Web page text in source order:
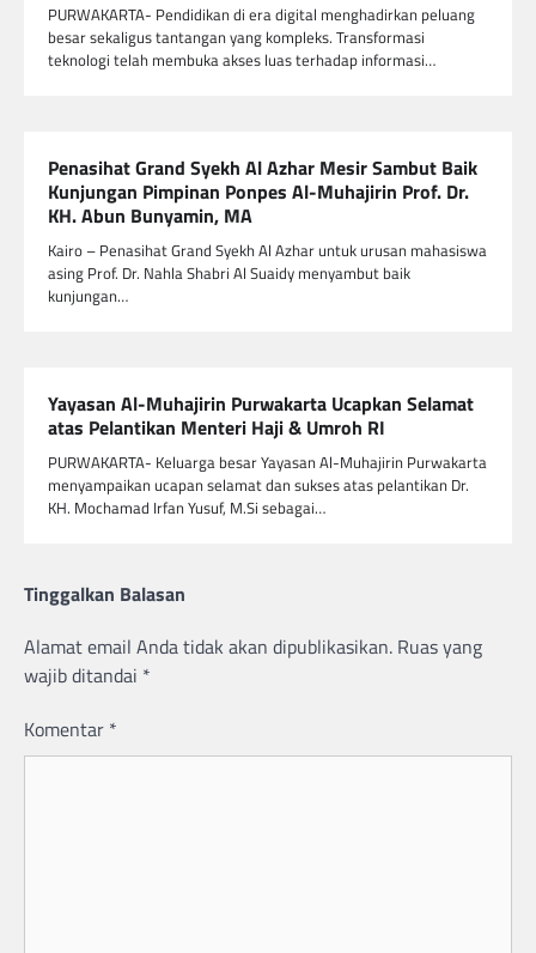
PURWAKARTA- Pendidikan di era digital menghadirkan peluang
besar sekaligus tantangan yang kompleks. Transformasi
teknologi telah membuka akses luas terhadap informasi…
Penasihat Grand Syekh Al Azhar Mesir Sambut Baik
Kunjungan Pimpinan Ponpes Al-Muhajirin Prof. Dr.
KH. Abun Bunyamin, MA
Kairo – Penasihat Grand Syekh Al Azhar untuk urusan mahasiswa
asing Prof. Dr. Nahla Shabri Al Suaidy menyambut baik
kunjungan…
Yayasan Al-Muhajirin Purwakarta Ucapkan Selamat
atas Pelantikan Menteri Haji & Umroh RI
PURWAKARTA- Keluarga besar Yayasan Al-Muhajirin Purwakarta
menyampaikan ucapan selamat dan sukses atas pelantikan Dr.
KH. Mochamad Irfan Yusuf, M.Si sebagai…
Tinggalkan Balasan
Alamat email Anda tidak akan dipublikasikan. Ruas yang
wajib ditandai *
Komentar *